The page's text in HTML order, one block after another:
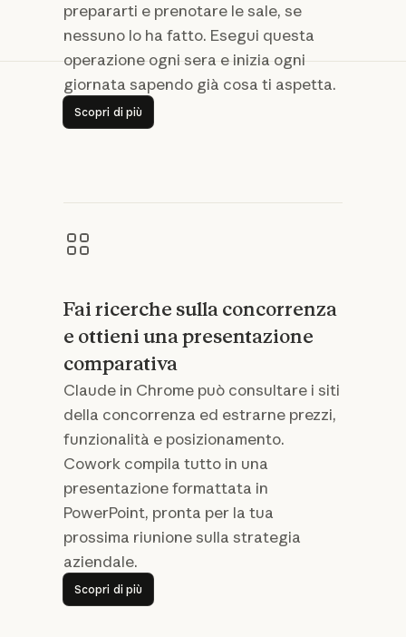
prepararti e prenotare le sale, se
nessuno lo ha fatto. Esegui questa
operazione ogni sera e inizia ogni
giornata sapendo già cosa ti aspetta.
Scopri di più
Scopri di più
Fai ricerche sulla concorrenza
e ottieni una presentazione
comparativa
Claude in Chrome può consultare i siti
della concorrenza ed estrarne prezzi,
funzionalità e posizionamento.
Cowork compila tutto in una
presentazione formattata in
PowerPoint, pronta per la tua
prossima riunione sulla strategia
aziendale.
Scopri di più
Scopri di più